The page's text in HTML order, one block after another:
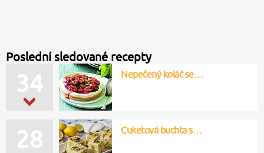
Poslední sledované recepty
34 Nepečený koláč se…
28 Cuketová buchta s…